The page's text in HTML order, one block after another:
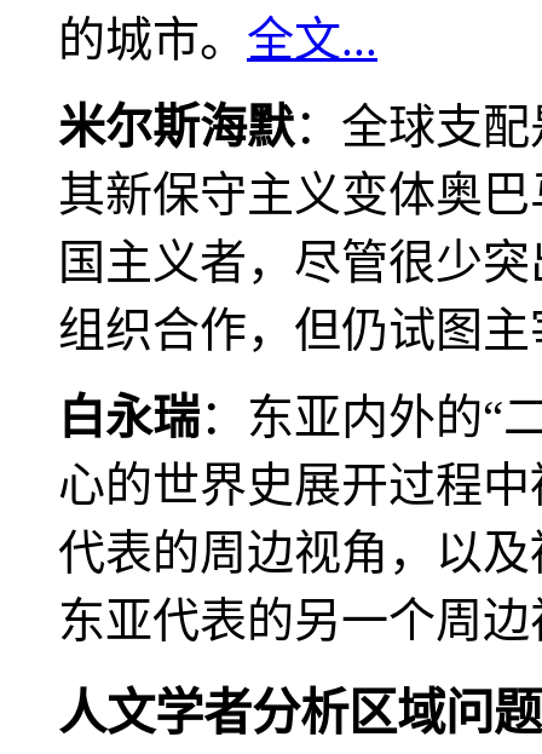
的城市。 全文...
米尔斯海默：全球支
其新保守主义变体奥
国主义者，尽管很少
组织合作，但仍试图
白永瑞：东亚内外的“
心的世界史展开过程
代表的周边视角，以
东亚代表的另一个周
人文学者分析区域问题